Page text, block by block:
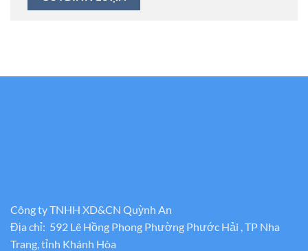
Công ty TNHH XD&CN Quỳnh An
Địa chỉ: 592 Lê Hồng Phong Phường Phước Hải , TP Nha
Trang, tỉnh Khánh Hòa